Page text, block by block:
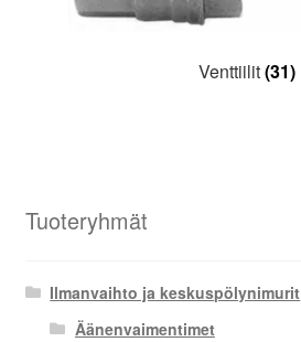
Venttiilit(31)
Tuoteryhmät
Ilmanvaihto ja keskuspölynimurit
Äänenvaimentimet